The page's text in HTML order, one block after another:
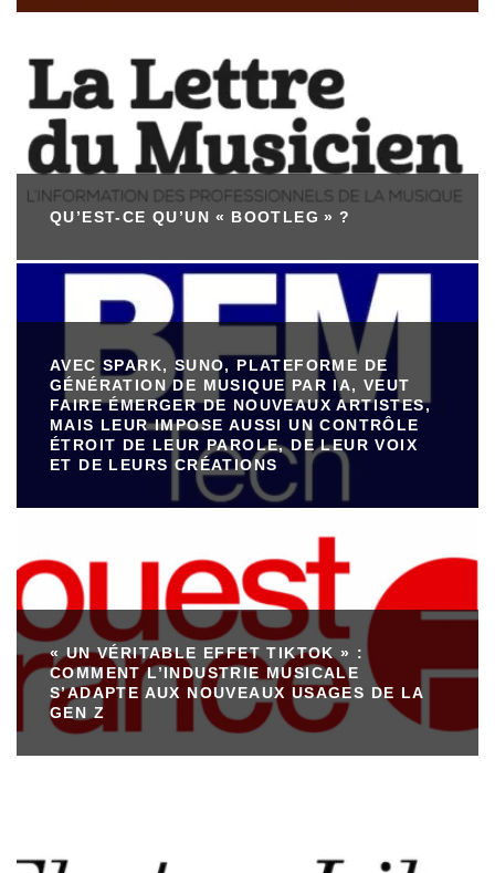
QU’EST-CE QU’UN « BOOTLEG » ?
AVEC SPARK, SUNO, PLATEFORME DE
GÉNÉRATION DE MUSIQUE PAR IA, VEUT
FAIRE ÉMERGER DE NOUVEAUX ARTISTES,
MAIS LEUR IMPOSE AUSSI UN CONTRÔLE
ÉTROIT DE LEUR PAROLE, DE LEUR VOIX
ET DE LEURS CRÉATIONS
« UN VÉRITABLE EFFET TIKTOK » :
COMMENT L’INDUSTRIE MUSICALE
S’ADAPTE AUX NOUVEAUX USAGES DE LA
GEN Z